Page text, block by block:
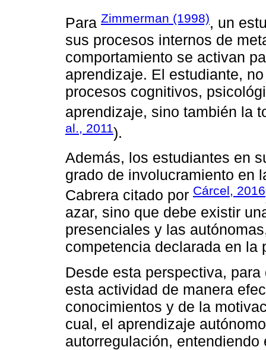
Para Zimmerman (1998), un
sus procesos internos de
comportamiento se activan
aprendizaje. El estudiante,
procesos cognitivos,
aprendizaje, sino también la
al., 2011).
Además, los estudiantes en
grado de involucramiento en
Cabrera citado por Cárcel, 2016
azar, sino que debe existir
presenciales y las
competencia declarada en la
Desde esta perspectiva,
esta actividad de manera
conocimientos y de la
cual, el aprendizaje
autorregulación,